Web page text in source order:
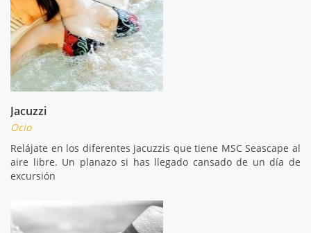
Jacuzzi
Ocio
Relájate en los diferentes jacuzzis que tiene MSC Seascape al
aire libre. Un planazo si has llegado cansado de un día de
excursión